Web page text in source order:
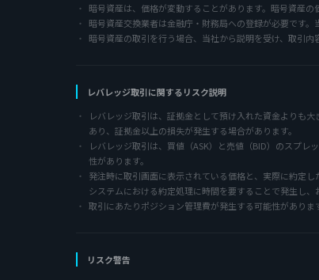
暗号資産は、価格が変動することがあります。暗号資産
暗号資産交換業者は金融庁・財務局への登録が必要です。
暗号資産の取引を行う場合、当社から説明を受け、取引内
レバレッジ取引に関するリスク説明
レバレッジ取引は、証拠金として預け入れた資金よりも
あり、証拠金以上の損失が発生する場合があります。
レバレッジ取引は、買値（ASK）と売値（BID）のスプ
性があります。
発注時に取引画面に表示されている価格と、実際に約定
システムにおける約定処理に時間を要することで発生し、
取引にあたりポジション管理費が発生する可能性がありま
リスク警告